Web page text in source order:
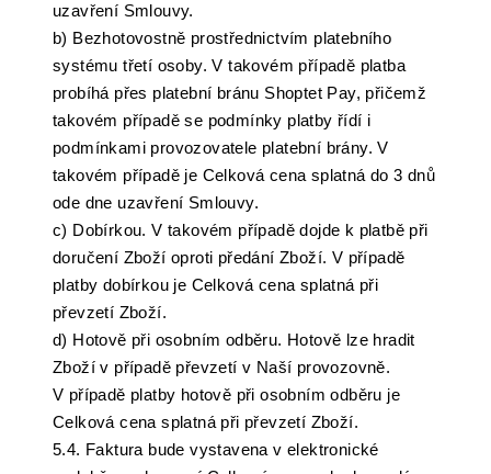
uzavření Smlouvy.
b) Bezhotovostně prostřednictvím platebního
systému třetí osoby. V takovém případě platba
probíhá přes platební bránu Shoptet Pay, přičemž
takovém případě se podmínky platby řídí i
podmínkami provozovatele platební brány. V
takovém případě je Celková cena splatná do 3 dnů
ode dne uzavření Smlouvy.
c) Dobírkou. V takovém případě dojde k platbě při
doručení Zboží oproti předání Zboží. V případě
platby dobírkou je Celková cena splatná při
převzetí Zboží.
d) Hotově při osobním odběru. Hotově lze hradit
Zboží v případě převzetí v Naší provozovně.
V případě platby hotově při osobním odběru je
Celková cena splatná při převzetí Zboží.
5.4. Faktura bude vystavena v elektronické